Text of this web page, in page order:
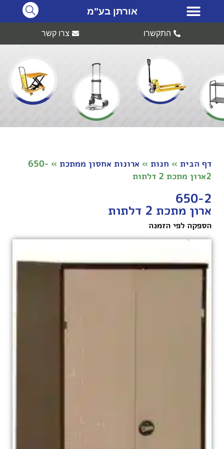
אורתן בע"מ
התקשרו צרו קשר
דף הבית » חנות » ארונות אחסון ממתכת »
650-
2ארון מתכת 2 דלתות
650-2
ארון מתכת 2 דלתות
הספקה לפי הזמנה